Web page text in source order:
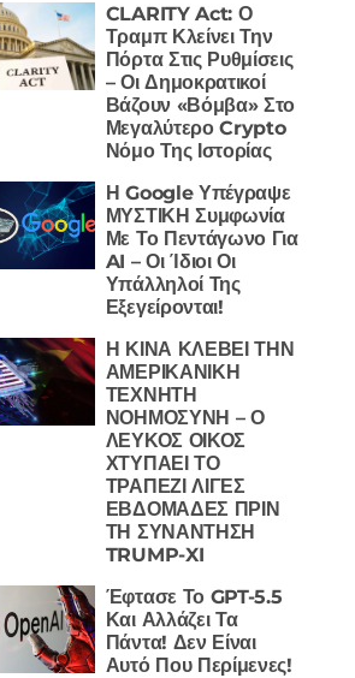
CLARITY Act: Ο
Τραμπ Κλείνει Την
Πόρτα Στις Ρυθμίσεις
– Οι Δημοκρατικοί
Βάζουν «Βόμβα» Στο
Μεγαλύτερο Crypto
Νόμο Της Ιστορίας
Η Google Υπέγραψε
ΜΥΣΤΙΚΗ Συμφωνία
Με Το Πεντάγωνο Για
AI – Οι Ίδιοι Οι
Υπάλληλοί Της
Εξεγείρονται!
Η ΚΙΝΑ ΚΛΕΒΕΙ ΤΗΝ
ΑΜΕΡΙΚΑΝΙΚΗ
ΤΕΧΝΗΤΗ
ΝΟΗΜΟΣΥΝΗ – Ο
ΛΕΥΚΟΣ ΟΙΚΟΣ
ΧΤΥΠΑΕΙ ΤΟ
ΤΡΑΠΕΖΙ ΛΙΓΕΣ
ΕΒΔΟΜΑΔΕΣ ΠΡΙΝ
ΤΗ ΣΥΝΑΝΤΗΣΗ
TRUMP-XI
Έφτασε Το GPT-5.5
Και Αλλάζει Τα
Πάντα! Δεν Είναι
Αυτό Που Περίμενες!